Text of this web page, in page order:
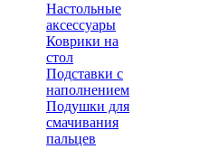
Настольные
аксессуары
Коврики на
стол
Подставки с
наполнением
Подушки для
смачивания
пальцев